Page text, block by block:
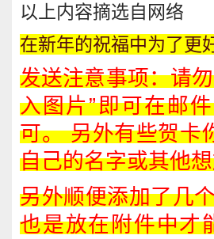
以上内容摘选自网络
在新年的祝福中为了更
发送注意事项：请
入图片”即可在邮
可。 另外有些贺卡
自己的名字或其他
另外顺便添加了几
也是放在附件中才